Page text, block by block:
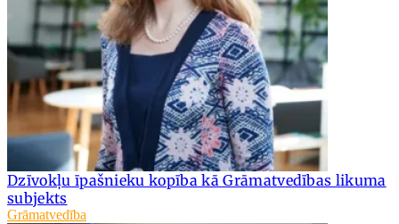
Dzīvokļu īpašnieku kopība kā Grāmatvedības likuma
subjekts
Grāmatvedība